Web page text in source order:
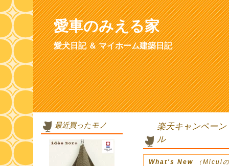
愛車のみえる家
愛犬日記 ＆ マイホーム建築日記
楽天キャンペー
ル
What's New （Micul
最近買ったモノ